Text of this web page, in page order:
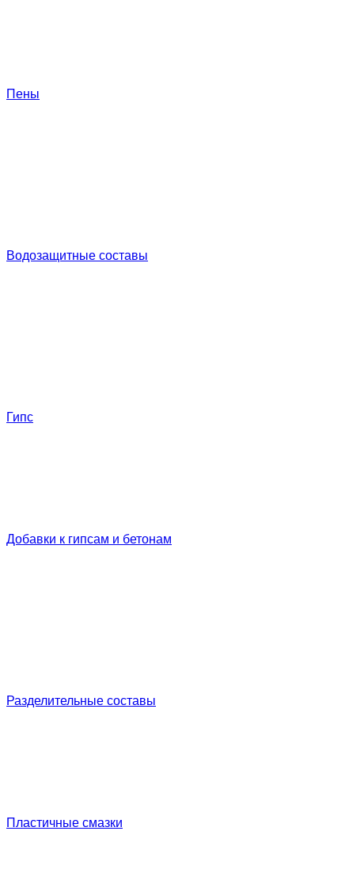
Пены
Водозащитные составы
Гипс
Добавки к гипсам и бетонам
Разделительные составы
Пластичные смазки